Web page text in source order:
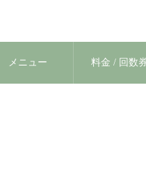
メニュー 料金 / 回数